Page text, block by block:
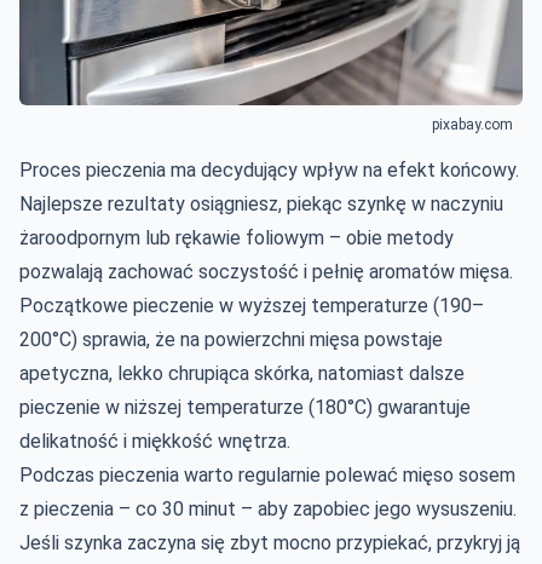
pixabay.com
Proces pieczenia ma decydujący wpływ na efekt końcowy.
Najlepsze rezultaty osiągniesz, piekąc szynkę w naczyniu
żaroodpornym lub rękawie foliowym – obie metody
pozwalają zachować soczystość i pełnię aromatów mięsa.
Początkowe pieczenie w wyższej temperaturze (190–
200°C) sprawia, że na powierzchni mięsa powstaje
apetyczna, lekko chrupiąca skórka, natomiast dalsze
pieczenie w niższej temperaturze (180°C) gwarantuje
delikatność i miękkość wnętrza.
Podczas pieczenia warto regularnie polewać mięso sosem
z pieczenia – co 30 minut – aby zapobiec jego wysuszeniu.
Jeśli szynka zaczyna się zbyt mocno przypiekać, przykryj ją